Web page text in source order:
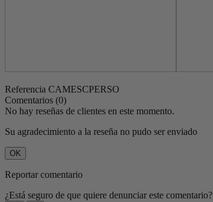
Referencia CAMESCPERSO
Comentarios (0)
No hay reseñas de clientes en este momento.
Su agradecimiento a la reseña no pudo ser enviado
OK
Reportar comentario
¿Está seguro de que quiere denunciar este comentario?